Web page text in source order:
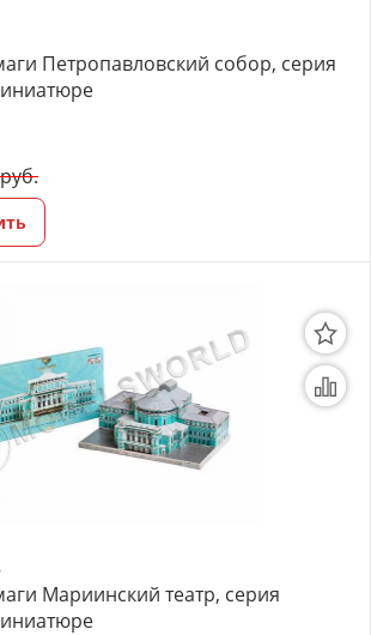
Петропавловский собор, серия
Мариинский театр, серия